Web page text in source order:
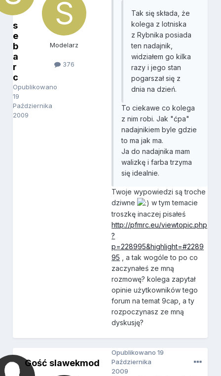
s
e
b
a
r
c
Opublikowano
19
Października
2009
Modelarz
376
Tak się składa, że
kolega z lotniska
z Rybnika posiada
ten nadajnik,
widziałem go kilka
razy i jego stan
pogarszał się z
dnia na dzień.
To ciekawe co kolega
z nim robi. Jak "ćpa"
nadajnikiem byle gdzie
to ma jak ma.
Ja do nadajnika mam
walizkę i farba trzyma
się idealnie.
Twoje wypowiedzi są troche
dziwne
w tym temacie
troszkę inaczej pisałeś
http://pfmrc.eu/viewtopic.php
?
p=228995&highlight=#2289
95 , a tak wogóle to po co
zaczynałeś ze mną
rozmowę? kolega zapytał
opinie użytkowników tego
forum na temat 9cap, a ty
rozpoczynasz ze mną
dyskusję?
Gość slawekmod
Opublikowano19
Października
2009